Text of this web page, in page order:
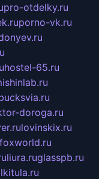
pro-otdelky.ru
porno-vk.ru
hostel-65.ru
doroga.ru
lovinskix.ru
liura.ruglasspb.ru